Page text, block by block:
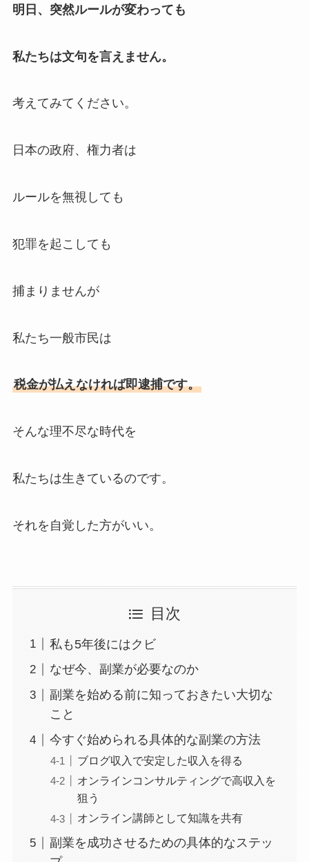
明日、突然ルールが変わっても
私たちは文句を言えません。
考えてみてください。
日本の政府、権力者は
ルールを無視しても
犯罪を起こしても
捕まりませんが
私たち一般市民は
税金が払えなければ即逮捕です。
そんな理不尽な時代を
私たちは生きているのです。
それを自覚した方がいい。
目次
私も5年後にはクビ
なぜ今、副業が必要なのか
副業を始める前に知っておきたい大切な
こと
今すぐ始められる具体的な副業の方法
ブログ収入で安定した収入を得る
オンラインコンサルティングで高収入を
狙う
オンライン講師として知識を共有
副業を成功させるための具体的なステッ